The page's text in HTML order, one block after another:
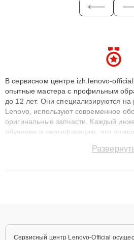
В сервисном центре izh.lenovo-
опытные мастера с профильным
до 12 лет. Они специализируются на
Lenovo, используют современное
оригинальные запчасти. Каждый
обучение и сертификацию, что
сохранением гарантии до 3 лет.
Сервисный центр Lenovo-Official